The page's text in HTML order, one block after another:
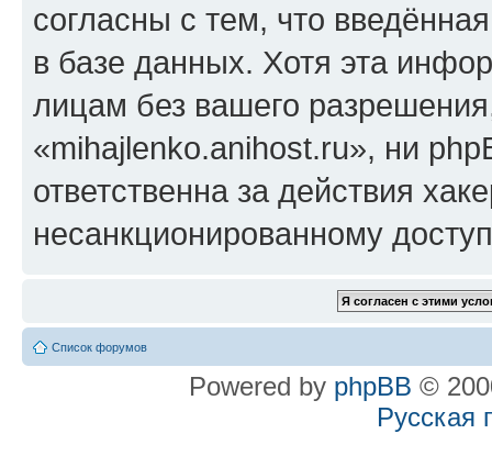
согласны с тем, что
в базе данных. Хотя эта
лицам без вашего
«mihajlenko.anihost.ru», ни
ответственна за действия
несанкционированному
Список форумов
Powered by phpBB ©
Русская